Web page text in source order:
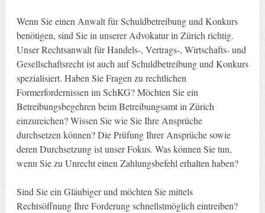
Wenn Sie einen Anwalt für Schuldbetreibung und Konkurs
benötigen, sind Sie in unserer Advokatur in Zürich richtig.
Unser Rechtsanwalt für Handels-, Vertrags-, Wirtschafts- und
Gesellschaftsrecht ist auch auf Schuldbetreibung und Konkurs
spezialisiert. Haben Sie Fragen zu rechtlichen
Formerfordernissen im SchKG? Möchten Sie ein
Betreibungsbegehren beim Betreibungsamt in Zürich
einzureichen? Wissen Sie wie Sie Ihre Ansprüche
durchsetzen können? Die Prüfung Ihrer Ansprüche sowie
deren Durchsetzung ist unser Fokus. Was können Sie tun,
wenn Sie zu Unrecht einen Zahlungsbefehl erhalten haben?
Sind Sie ein Gläubiger und möchten Sie mittels
Rechtsöffnung Ihre Forderung schnellstmöglich eintreiben?